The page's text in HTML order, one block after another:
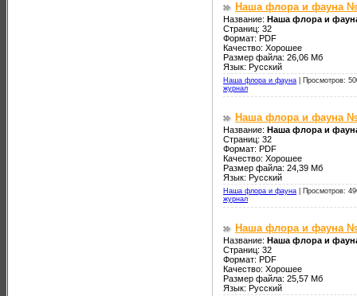
Наша флора и фауна
Название: Наша флора и
Страниц: 32
Формат: PDF
Качество: Хорошее
Размер файла: 26,06 Мб
Язык: Русский
Наша флора и фауна
Просмотров:
журнал
Наша флора и фауна
Название: Наша флора и
Страниц: 32
Формат: PDF
Качество: Хорошее
Размер файла: 24,39 Мб
Язык: Русский
Наша флора и фауна
Просмотров:
журнал
Наша флора и фауна
Название: Наша флора и
Страниц: 32
Формат: PDF
Качество: Хорошее
Размер файла: 25,57 Мб
Язык: Русский